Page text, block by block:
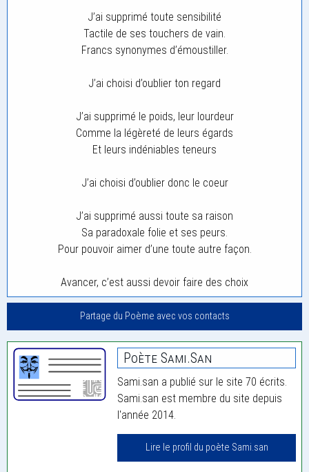
J’ai supprimé toute sensibilité
Tactile de ses touchers de vain.
Francs synonymes d’émoustiller.
J’ai choisi d’oublier ton regard
J’ai supprimé le poids, leur lourdeur
Comme la légèreté de leurs égards
Et leurs indéniables teneurs
J’ai choisi d’oublier donc le coeur
J’ai supprimé aussi toute sa raison
Sa paradoxale folie et ses peurs.
Pour pouvoir aimer d’une toute autre façon.
Avancer, c’est aussi devoir faire des choix
Partage du Poème avec vos contacts
Poète Sami.san
Sami.san a publié sur le site 70 écrits.
Sami.san est membre du site depuis
l'année 2014.
Lire le profil du poète Sami.san